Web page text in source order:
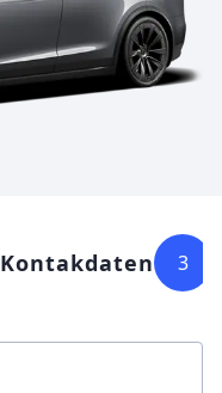
Kontakdaten 3